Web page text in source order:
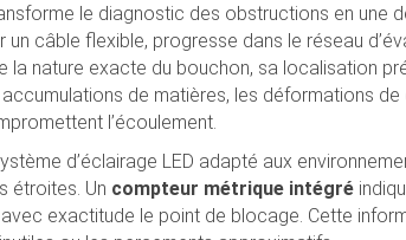
le diagnostic des obstructions en une
un câble flexible, progresse dans le réseau
la nature exacte du bouchon, sa localisation
de matières, les déformations
l’écoulement.
d’éclairage LED adapté aux
étroites. Un compteur métrique intégré
exactitude le point de blocage. Cette